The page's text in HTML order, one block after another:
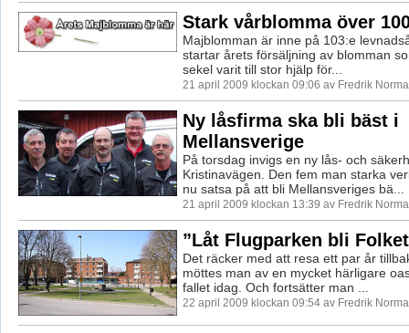
Stark vårblomma över
Majblomman är inne på 103:e
startar årets försäljning av blomman
sekel varit till stor hjälp för...
21 april 2009 klockan 09:06 av Fredrik
Ny låsfirma ska bli bäst i
Mellansverige
På torsdag invigs en ny lås- och
Kristinavägen. Den fem man starka
nu satsa på att bli Mellansveriges bä...
21 april 2009 klockan 13:39 av Fredrik
”Låt Flugparken bli
Det räcker med att resa ett par år
möttes man av en mycket härligare
fallet idag. Och fortsätter man ...
22 april 2009 klockan 09:54 av Fredrik